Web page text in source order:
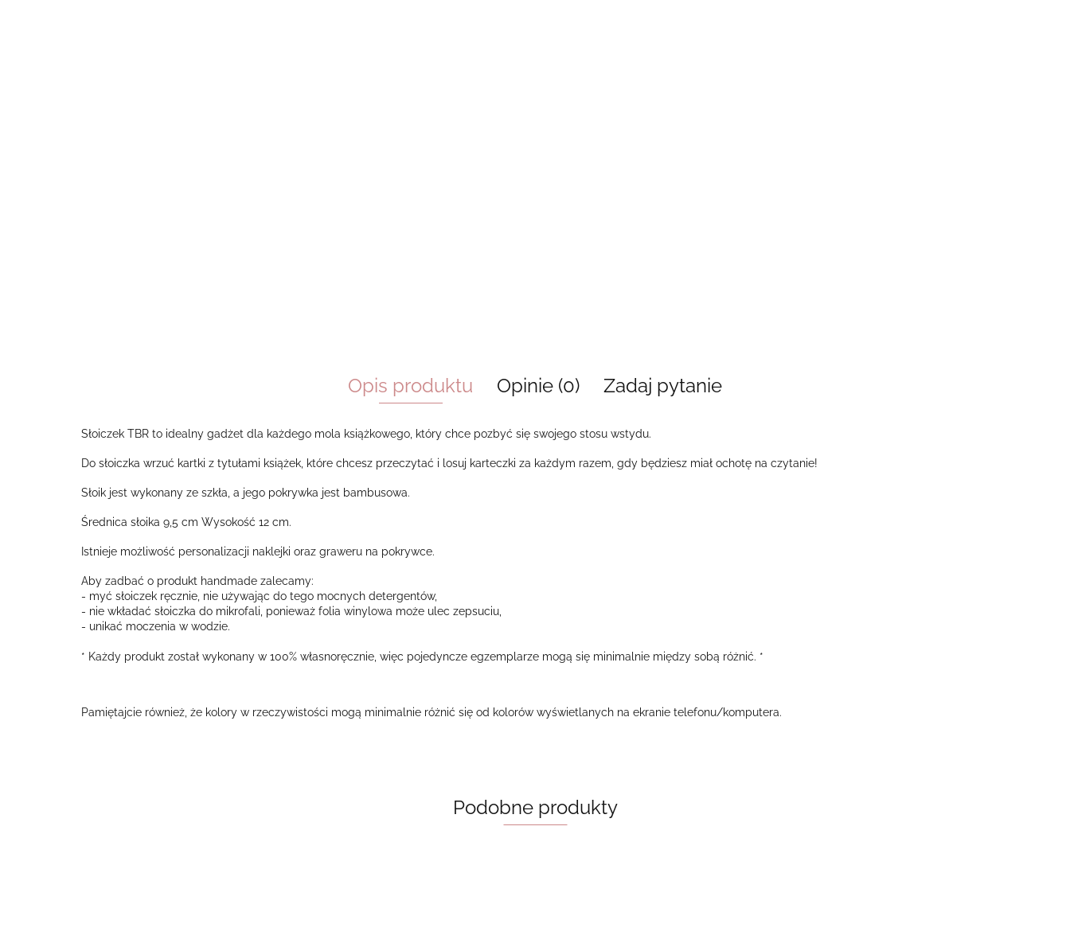
Opis produktu Opinie (0) Zadaj pytanie
Słoiczek TBR to idealny gadżet dla każdego mola książkowego, który chce pozbyć się swojego stosu wstydu.
Do słoiczka wrzuć kartki z tytułami książek, które chcesz przeczytać i losuj karteczki za każdym razem, gdy będziesz miał ochotę na czytanie!
Słoik jest wykonany ze szkła, a jego pokrywka jest bambusowa.
Średnica słoika 9,5 cm Wysokość 12 cm.
Istnieje możliwość personalizacji naklejki oraz graweru na pokrywce.
Aby zadbać o produkt handmade zalecamy:
- myć słoiczek ręcznie, nie używając do tego mocnych detergentów,
- nie wkładać słoiczka do mikrofali, ponieważ folia winylowa może ulec zepsuciu,
- unikać moczenia w wodzie.
* Każdy produkt został wykonany w 100% własnoręcznie, więc pojedyncze egzemplarze mogą się minimalnie między sobą różnić. *
Pamiętajcie również, że kolory w rzeczywistości mogą minimalnie różnić się od kolorów wyświetlanych na ekranie telefonu/komputera.
Podobne produkty